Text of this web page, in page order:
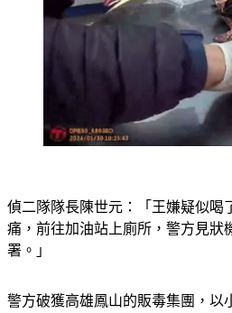
偵二隊隊長陳世元：「王嫌疑似喝
痛，前往加油站上廁所，警方見狀
署。」
警方破獲高雄鳳山的販毒集團，以